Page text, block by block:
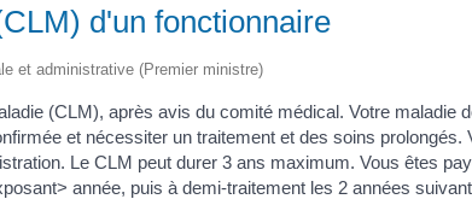
d'un fonctionnaire
et administrative (Premier ministre)
(CLM), après avis du comité médical. Votre maladie
et nécessiter un traitement et des soins prolongés.
Le CLM peut durer 3 ans maximum. Vous êtes
année, puis à demi-traitement les 2 années